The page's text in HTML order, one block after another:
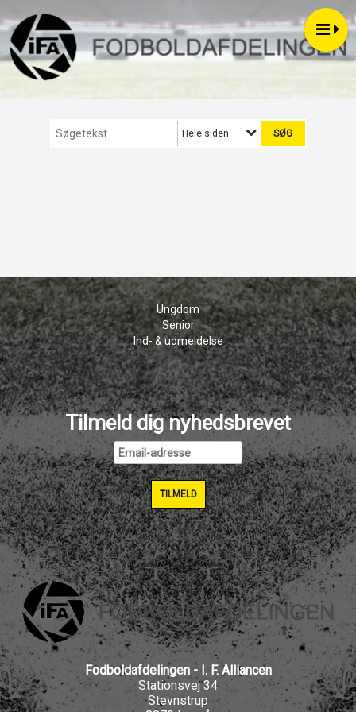
Hele siden
Ungdom
Senior
Ind- & udmeldelse
Tilmeld dig nyhedsbrevet
Fodboldafdelingen - I. F. Alliancen
Stationsvej 34
Stevnstrup